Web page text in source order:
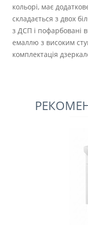
кольорі, має
складається з двох
з ДСП і пофарбовані
емаллю з високим
комплектація